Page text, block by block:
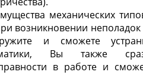
механических
возникновении
и сможете
Вы также
в работе и